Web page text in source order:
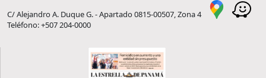
C/ Alejandro A. Duque G. - Apartado 0815-00507, Zona 4
Teléfono: +507 204-0000